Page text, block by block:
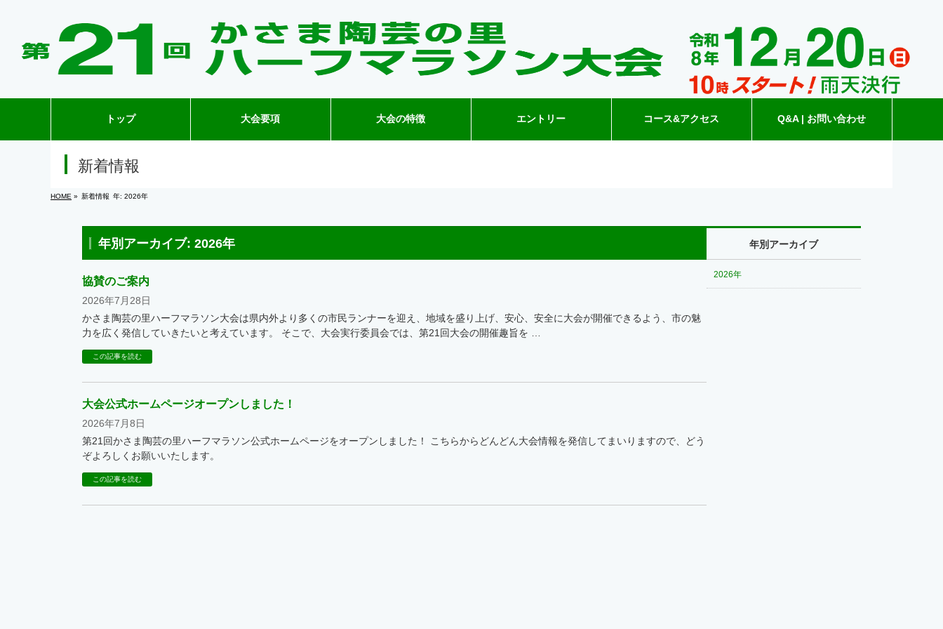
トップ 大会要項 大会の特徴 エントリー コース&アクセス Q&A | お問い合わせ
新着情報
HOME » 新着情報 年: 2026年
年別アーカイブ: 2026年
協賛のご案内
2026年7月28日
かさま陶芸の里ハーフマラソン大会は県内外より多くの市民ランナーを迎え、地域を盛り上げ、安心、安全に大会が開催できるよう、市の魅
力を広く発信していきたいと考えています。 そこで、大会実行委員会では、第21回大会の開催趣旨を …
この記事を読む
大会公式ホームページオープンしました！
2026年7月8日
第21回かさま陶芸の里ハーフマラソン公式ホームページをオープンしました！ こちらからどんどん大会情報を発信してまいりますので、どう
ぞよろしくお願いいたします。
この記事を読む
年別アーカイブ
2026年